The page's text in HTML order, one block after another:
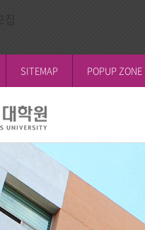
SITEMAP POPUP ZONE
교육이념과 비전
공지사항
일반대학원
철학박사(Ph.D.)
신학박사(Th.D.)
학사일정
시험 및 성적안내
논문작성안내
공지사항
전체공지
일반대학원